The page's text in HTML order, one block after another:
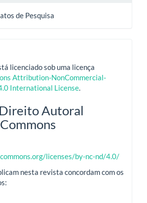
de Pesquisa
licenciado sob uma licença
Attribution-NonCommercial-
International License.
Autoral
licenses/by-nc-nd/4.0/
nesta revista concordam com os